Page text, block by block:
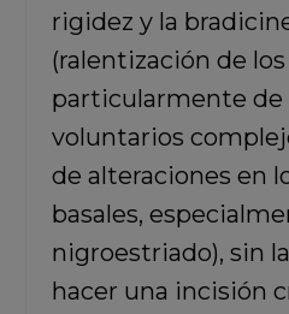
rigidez y la
(ralentización de
particularmente
voluntarios
de alteraciones en
basales,
nigroestriado), sin
hacer una incisión